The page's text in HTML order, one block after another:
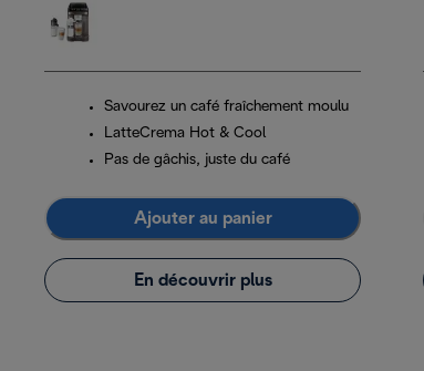
Savourez un café fraîchement moulu
LatteCrema Hot & Cool
Pas de gâchis, juste du café
Ajouter au panier
En découvrir plus